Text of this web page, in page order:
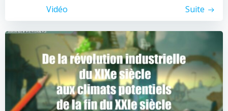
Vidéo Suite